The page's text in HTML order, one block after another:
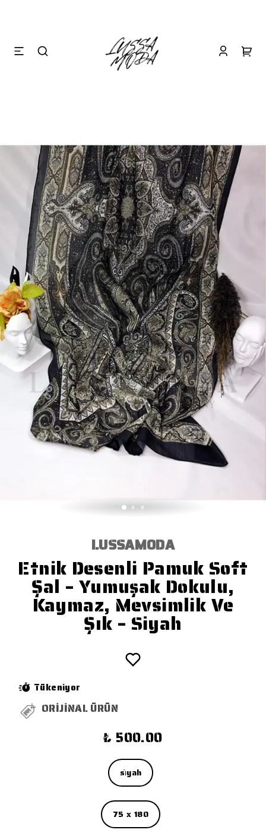
LUSSAMODA
Etnik Desenli Pamuk Soft
Şal – Yumuşak Dokulu,
Kaymaz, Mevsimlik Ve
Şık – Siyah
Tükeniyor
ORİJİNAL ÜRÜN
₺ 500.00
si̇yah
75 x 180